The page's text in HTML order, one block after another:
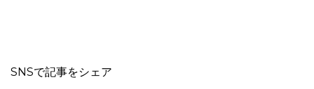
SNSで記事をシェア